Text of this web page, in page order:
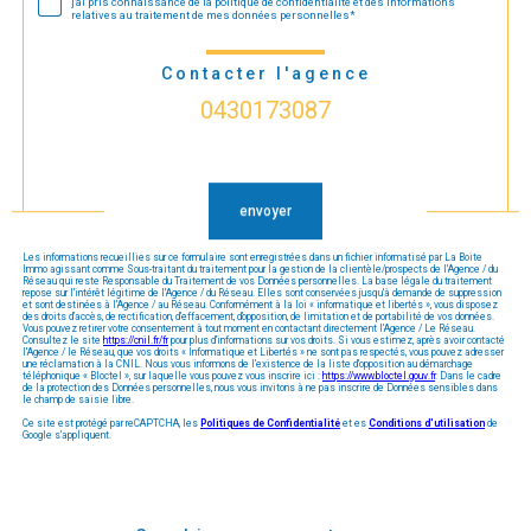
relatives au traitement de mes données personnelles*
Contacter l'agence
0430173087
envoyer
Les informations recueillies sur ce formulaire sont enregistrées dans un fichier informatisé par La Boite
Immo agissant comme Sous-traitant du traitement pour la gestion de la clientèle/prospects de l'Agence / du
Réseau qui reste Responsable du Traitement de vos Données personnelles. La base légale du traitement
repose sur l'intérêt légitime de l'Agence / du Réseau. Elles sont conservées jusqu'à demande de suppression
et sont destinées à l'Agence / au Réseau. Conformément à la loi « informatique et libertés », vous disposez
des droits d’accès, de rectification, d’effacement, d’opposition, de limitation et de portabilité de vos données.
Vous pouvez retirer votre consentement à tout moment en contactant directement l’Agence / Le Réseau.
Consultez le site https://cnil.fr/frpour plus d’informations sur vos droits. Si vous estimez, après avoir contacté
l'Agence / le Réseau, que vos droits « Informatique et Libertés » ne sont pas respectés, vous pouvez adresser
une réclamation à la CNIL. Nous vous informons de l’existence de la liste d'opposition au démarchage
téléphonique « Bloctel », sur laquelle vous pouvez vous inscrire ici : https://www.bloctel.gouv.fr. Dans le cadre
de la protection des Données personnelles, nous vous invitons à ne pas inscrire de Données sensibles dans
le champ de saisie libre.
Ce site est protégé par reCAPTCHA, les Politiques de Confidentialité et es Conditions d'utilisation de
Google s'appliquent.